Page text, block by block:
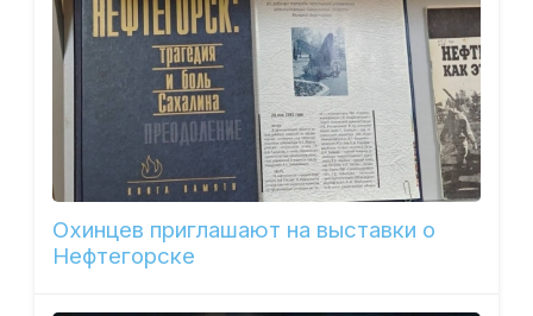
Охинцев приглашают на выставки о
Нефтегорске